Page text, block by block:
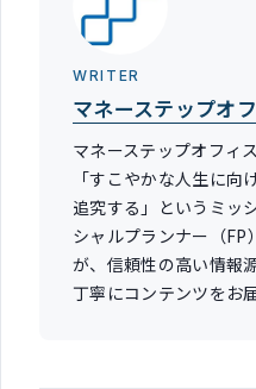
WRITER
マネーステップオ
マネーステップオフィ
「すこやかな人生に向
追究する」というミッ
シャルプランナー（
が、信頼性の高い情報
丁寧にコンテンツをお